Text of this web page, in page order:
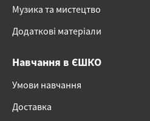
Музика та мистецтво
Додаткові матеріали
Навчання в ЄШКО
Умови навчання
Доставка